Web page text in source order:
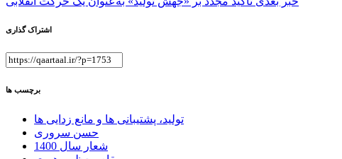
نوشته
اشتراک گذاری
برچسب ها
تولید، پشتیبانی ها و مانع زدایی ها
حسن سروری
شعار سال 1400